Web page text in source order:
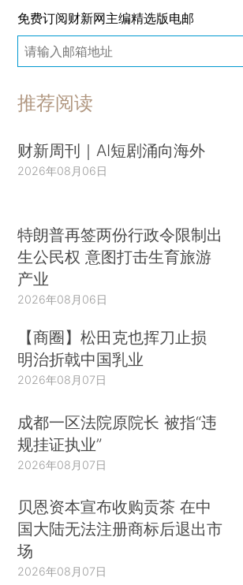
免费订阅财新网主编精选版电邮
推荐阅读
财新周刊｜AI短剧涌向海外
2026年08月06日
特朗普再签两份行政令限制出
生公民权 意图打击生育旅游
产业
2026年08月06日
【商圈】松田克也挥刀止损
明治折戟中国乳业
2026年08月07日
成都一区法院原院长 被指“违
规挂证执业”
2026年08月07日
贝恩资本宣布收购贡茶 在中
国大陆无法注册商标后退出市
场
2026年08月07日